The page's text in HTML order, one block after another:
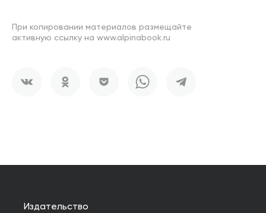
При копировании материалов размещайте
активную ссылку на www.alpinabook.ru
Издательство